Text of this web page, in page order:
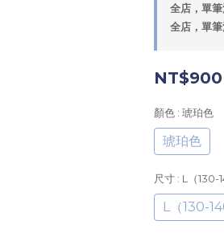
全店，單
全店，單
NT$900
顏色 : 琥珀色
琥珀色
尺寸 : L（130-
L（130-